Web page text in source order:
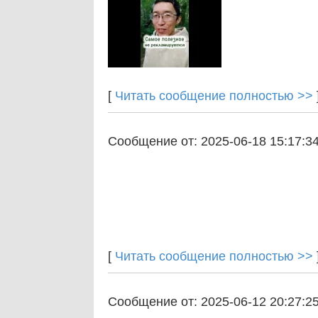
[ Читать сообщение полностью >>
Сообщение от: 2025-06-18
[ Читать сообщение полностью >>
Сообщение от: 2025-06-12